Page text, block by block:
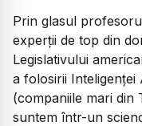
Prin glasul
experții de top din
Legislativului
a folosirii Inteligenței
(companiile mari din
suntem într-un